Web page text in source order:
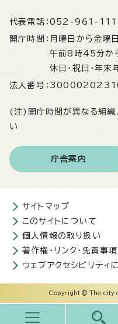
代表電話： 052-961-
開庁時間： 月曜日から金曜
午前8時45分か
休日・祝日・年末
法人番号：
(注)開庁時間が異なる組織
い
庁舎案内
サイトマップ
このサイトについて
個人情報の取り扱い
著作権・リンク・免責事項
ウェブアクセシビリティ
Copyright © The city